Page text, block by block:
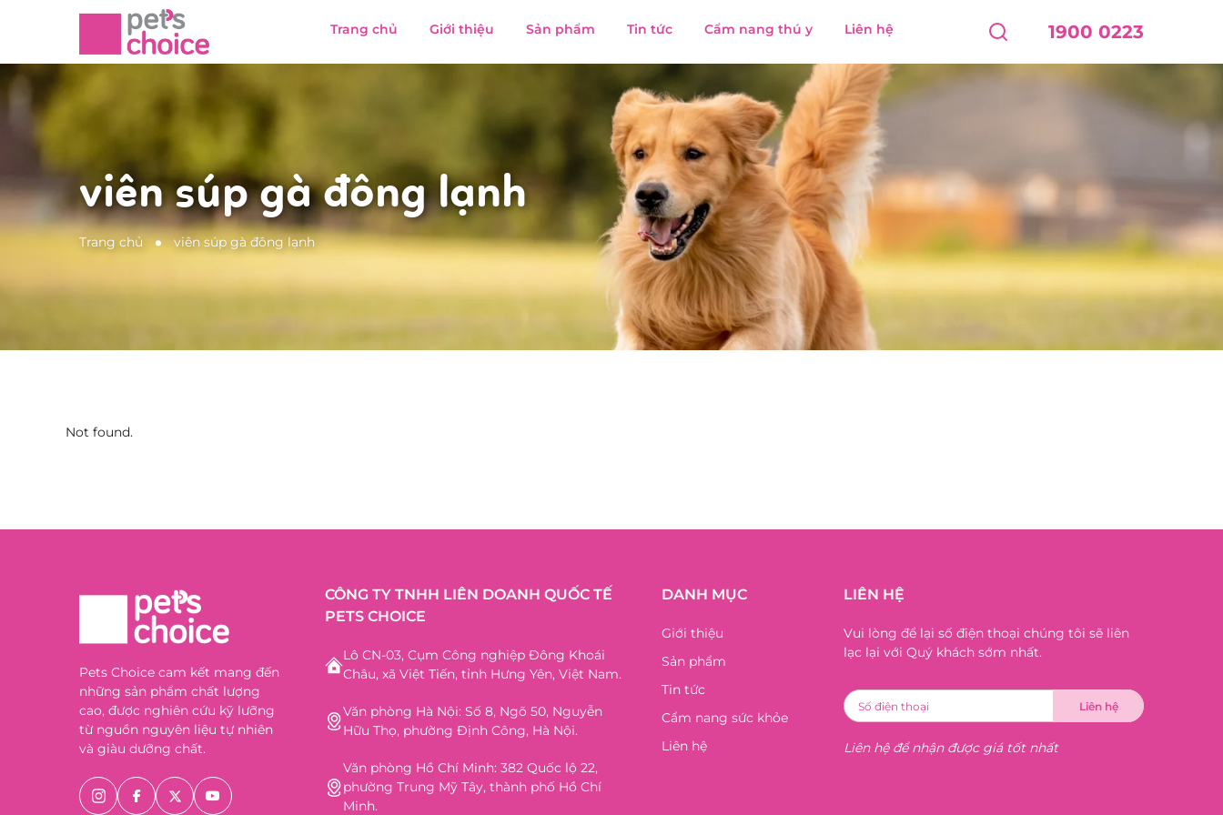
Trang chủ Giới thiệu Sản phẩm Tin tức Cẩm nang thú y Liên hệ 1900 0223
viên súp gà đông lạnh
Trang chủ viên súp gà đông lạnh
Not found.
Pets Choice cam kết mang đến
những sản phẩm chất lượng
cao, được nghiên cứu kỹ lưỡng
từ nguồn nguyên liệu tự nhiên
và giàu dưỡng chất.
CÔNG TY TNHH LIÊN DOANH QUỐC TẾ
PETS CHOICE
Lô CN-03, Cụm Công nghiệp Đông Khoái
Châu, xã Việt Tiến, tỉnh Hưng Yên, Việt Nam.
Văn phòng Hà Nội: Số 8, Ngõ 50, Nguyễn
Hữu Thọ, phường Định Công, Hà Nội.
Văn phòng Hồ Chí Minh: 382 Quốc lộ 22,
phường Trung Mỹ Tây, thành phố Hồ Chí
Minh.
DANH MỤC
Giới thiệu
Sản phẩm
Tin tức
Cẩm nang sức khỏe
Liên hệ
LIÊN HỆ
Vui lòng để lại số điện thoại chúng tôi sẽ liên
lạc lại với Quý khách sớm nhất.
Liên hệ để nhận được giá tốt nhất